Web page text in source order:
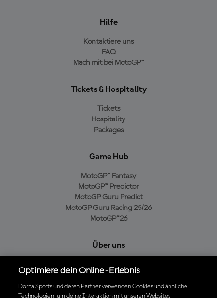
Hilfe
Kontaktiere uns
FAQ
Mach mit bei MotoGP™
Tickets & Hospitality
Tickets
Hospitality
Packages
Game Hub
MotoGP™ Fantasy
MotoGP™ Predictor
MotoGP Guru Predict
MotoGP Guru Racing 25/26
MotoGP™26
Über uns
Cookie-Richtlinien
Geschäftsbedingungen
Optimiere dein Online-Erlebnis
Dorna Sports und deren Partner verwenden Cookies und ähnliche
Technologien, um deine Interaktion mit unseren Websites,